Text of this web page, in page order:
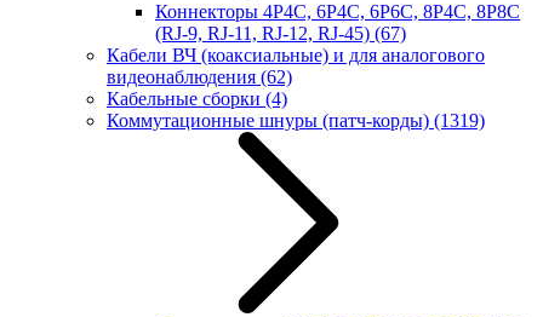
Коннекторы 4P4C, 6P4C, 6P6C, 8P4C, 8P8C
(RJ-9, RJ-11, RJ-12, RJ-45) (67)
Кабели ВЧ (коаксиальные) и для аналогового
видеонаблюдения (62)
Кабельные сборки (4)
Коммутационные шнуры (патч-корды) (1319)